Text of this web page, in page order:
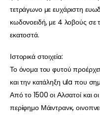
τετράγωνο με ευχάριστη
κωδονοειδή, με 4 λοβούς σε
εκατοστά.
Ιστορικά στοιχεία:
Το όνομα του φυτού
και την κατάληξη ula που
Από το 1500 οι Αλσατοί και
περίφημο Μάιντρανκ,